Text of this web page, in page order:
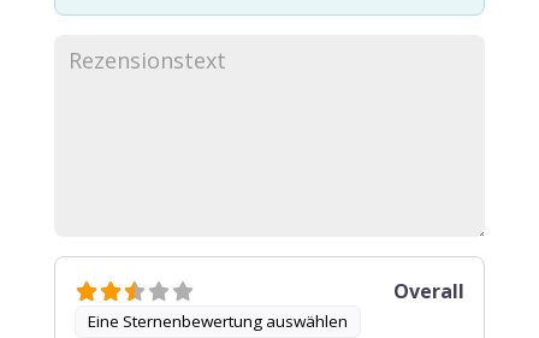
Eine Sternenbewertung auswählen
Overall